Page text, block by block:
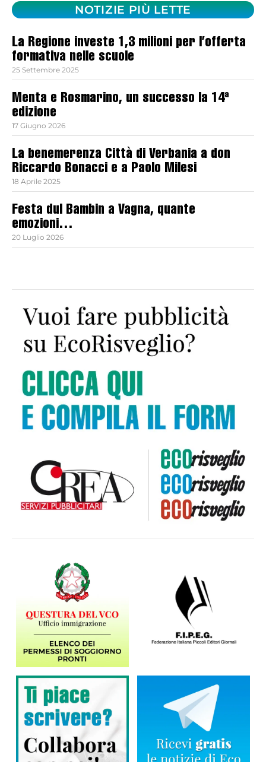
NOTIZIE PIÙ LETTE
La Regione investe 1,3 milioni per l’offerta
formativa nelle scuole
25 Settembre 2025
Menta e Rosmarino, un successo la 14ª
edizione
17 Giugno 2026
La benemerenza Città di Verbania a don
Riccardo Bonacci e a Paolo Milesi
18 Aprile 2025
Festa dul Bambin a Vagna, quante
emozioni…
20 Luglio 2026